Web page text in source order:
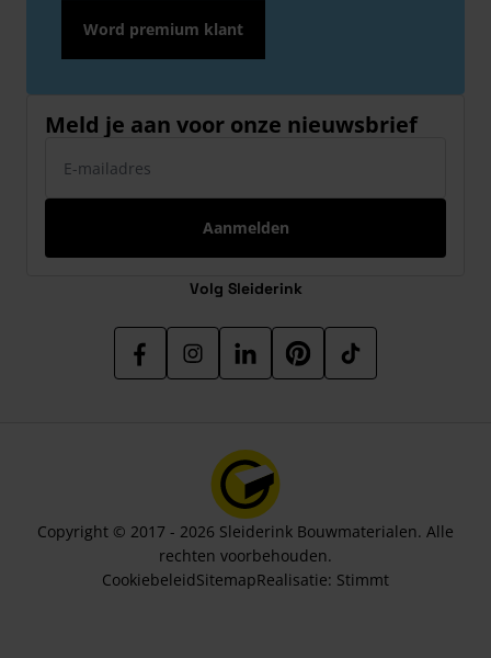
Word premium klant
Meld je aan voor onze nieuwsbrief
Aanmelden
Volg Sleiderink
Copyright © 2017 - 2026 Sleiderink Bouwmaterialen. Alle
rechten voorbehouden.
CookiebeleidSitemapRealisatie: Stimmt